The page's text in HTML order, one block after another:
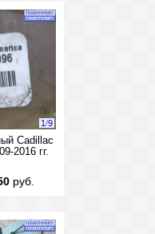
1/9
Cadillac
2016 гг.
руб.